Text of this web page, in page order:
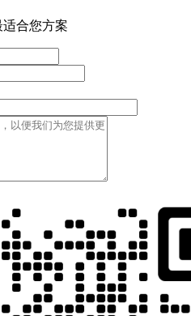
合您方案